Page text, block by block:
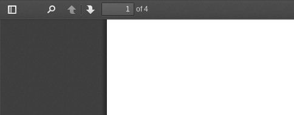
Toggle
PreviousNext
of 4